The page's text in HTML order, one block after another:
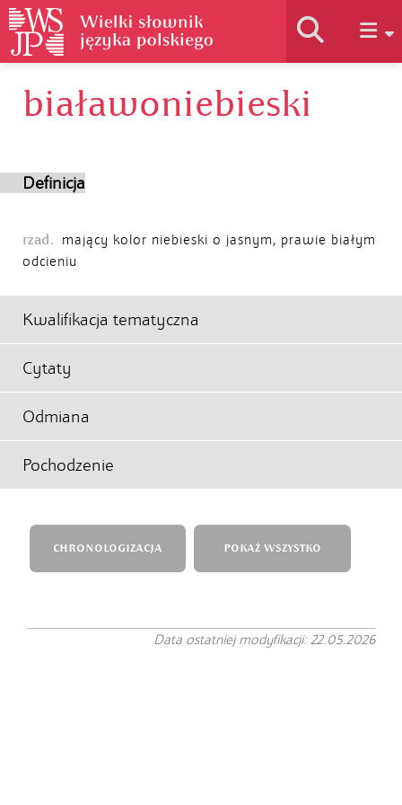
Historia słownika
białawoniebieski
Definicja
rzad.
mający kolor niebieski o jasnym, prawie białym
odcieniu
Kwalifikacja tematyczna
Cytaty
Odmiana
Pochodzenie
CHRONOLOGIZACJA POKAŻ WSZYSTKO
Data ostatniej modyfikacji: 22.05.2026